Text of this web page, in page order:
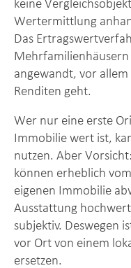
keine
Wertermittlung
Das
angewandt, vor
Renditen geht.
Wer nur eine erste
Immobilie wert ist,
nutzen. Aber
können erheblich
eigenen Immobilie
Ausstattung
subjektiv. Deswegen
vor Ort von einem
ersetzen.